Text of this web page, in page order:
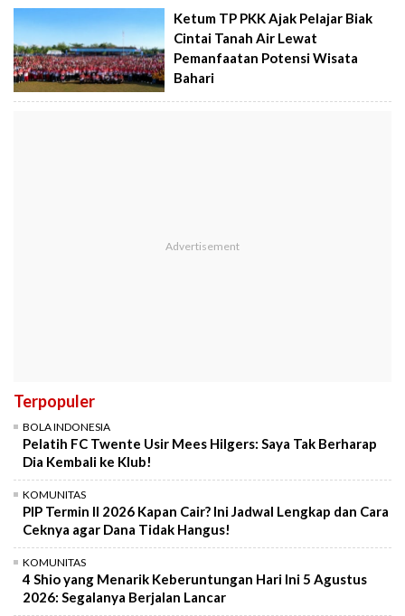
Ketum TP PKK Ajak Pelajar Biak
Cintai Tanah Air Lewat
Pemanfaatan Potensi Wisata
Bahari
Terpopuler
BOLA INDONESIA
Pelatih FC Twente Usir Mees Hilgers: Saya Tak Berharap
Dia Kembali ke Klub!
KOMUNITAS
PIP Termin II 2026 Kapan Cair? Ini Jadwal Lengkap dan Cara
Ceknya agar Dana Tidak Hangus!
KOMUNITAS
4 Shio yang Menarik Keberuntungan Hari Ini 5 Agustus
2026: Segalanya Berjalan Lancar